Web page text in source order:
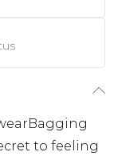
to feeling